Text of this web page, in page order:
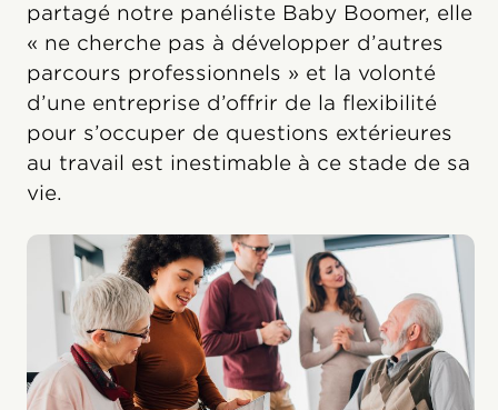
partagé notre panéliste Baby Boomer, elle
« ne cherche pas à développer d’autres
parcours professionnels » et la volonté
d’une entreprise d’offrir de la flexibilité
pour s’occuper de questions extérieures
au travail est inestimable à ce stade de sa
vie.